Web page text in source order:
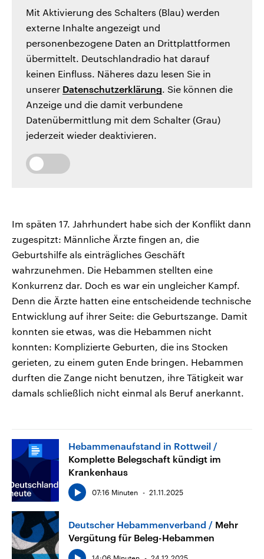
Mit Aktivierung des Schalters (Blau) werden
externe Inhalte angezeigt und
personenbezogene Daten an Drittplattformen
übermittelt. Deutschlandradio hat darauf
keinen Einfluss. Näheres dazu lesen Sie in
unserer Datenschutzerklärung . Sie können die
Anzeige und die damit verbundene
Datenübermittlung mit dem Schalter (Grau)
jederzeit wieder deaktivieren.
Im späten 17. Jahrhundert habe sich der Konflikt dann
zugespitzt: Männliche Ärzte fingen an, die
Geburtshilfe als einträgliches Geschäft
wahrzunehmen. Die Hebammen stellten eine
Konkurrenz dar. Doch es war ein ungleicher Kampf.
Denn die Ärzte hatten eine entscheidende technische
Entwicklung auf ihrer Seite: die Geburtszange. Damit
konnten sie etwas, was die Hebammen nicht
konnten: Komplizierte Geburten, die ins Stocken
gerieten, zu einem guten Ende bringen. Hebammen
durften die Zange nicht benutzen, ihre Tätigkeit war
damals schließlich nicht einmal als Beruf anerkannt.
Hebammenaufstand in Rottweil
Komplette Belegschaft kündigt im
Krankenhaus
07:16 Minuten 21.11.2025
Deutscher Hebammenverband
Mehr
Vergütung für Beleg-Hebammen